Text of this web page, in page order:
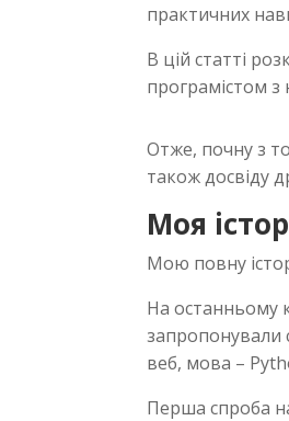
практичних
В цій статті
програмістом
Отже, почну з
також досвіду
Моя
Мою повну
На останньому
запропонували
веб, мова –
Перша спроба